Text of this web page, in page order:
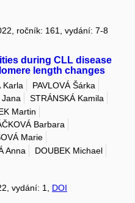
ročník: 161, vydání: 7-8
during CLL disease
length changes
Karla
PAVLOVÁ Šárka
Jana
STRÁNSKÁ Kamila
Martin
Barbara
Marie
Anna
DOUBEK Michael
vydání: 1, DOI